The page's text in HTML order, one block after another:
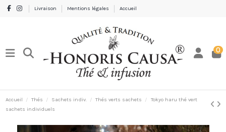
Livraison Mentions légales Accueil
0
Accueil Thés Sachets indiv. Thés verts sachets
Tokyo haru thé vert
sachets individuels